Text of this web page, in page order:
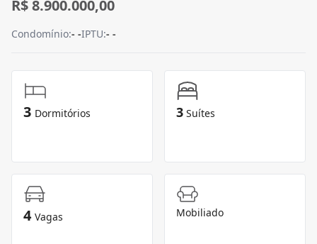
R$ 8.900.000,00
Condomínio:- -IPTU:- -
3 Dormitórios 3 Suítes
4 Vagas Mobiliado